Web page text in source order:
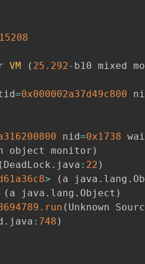
15208
VM ( 25.292- b10 mixed
=0x000002a37d49c800
nid=0x1738
object monitor )
( DeadLock . java : 22 )
> ( a java . lang .
( a java . lang . Object )
run ( Unknown
. java : 748 )